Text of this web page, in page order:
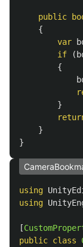
public
{
var
if
(
{
}
}
}
using
using
[
public class